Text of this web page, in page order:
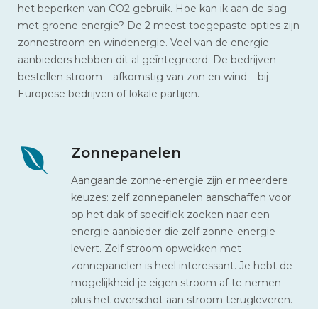
het beperken van CO2 gebruik. Hoe kan ik aan de slag
met groene energie? De 2 meest toegepaste opties zijn
zonnestroom en windenergie. Veel van de energie-
aanbieders hebben dit al geïntegreerd. De bedrijven
bestellen stroom – afkomstig van zon en wind – bij
Europese bedrijven of lokale partijen.
Zonnepanelen
Aangaande zonne-energie zijn er meerdere
keuzes: zelf zonnepanelen aanschaffen voor
op het dak of specifiek zoeken naar een
energie aanbieder die zelf zonne-energie
levert. Zelf stroom opwekken met
zonnepanelen is heel interessant. Je hebt de
mogelijkheid je eigen stroom af te nemen
plus het overschot aan stroom terugleveren.